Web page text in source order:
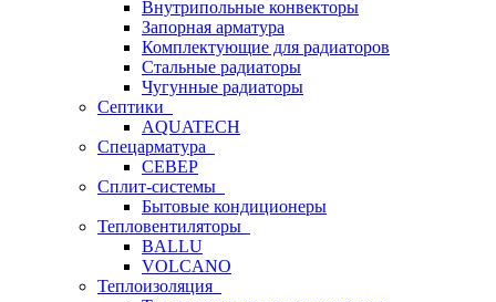
Внутрипольные конвекторы
Запорная арматура
Комплектующие для радиаторов
Стальные радиаторы
Чугунные радиаторы
Септики
AQUATECH
Спецарматура
СЕВЕР
Сплит-системы
Бытовые кондиционеры
Тепловентиляторы
BALLU
VOLCANO
Теплоизоляция